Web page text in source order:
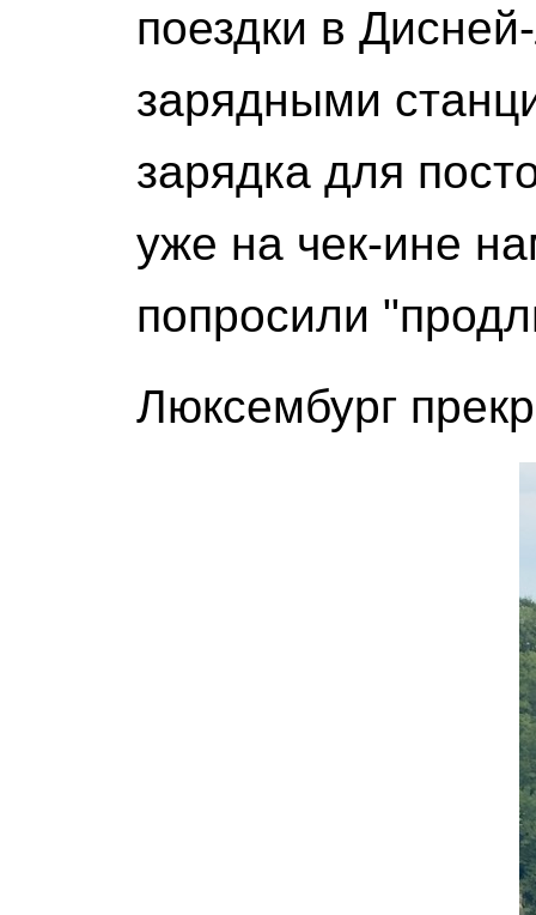
поездки в
зарядными
зарядка для
уже на чек-ине
попросили
Люксембург